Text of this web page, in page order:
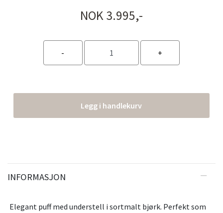
NOK 3.995,-
Legg i handlekurv
INFORMASJON
Elegant puff med understell i sortmalt bjørk. Perfekt som